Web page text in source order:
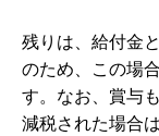
残りは、給付金
のため、この場
す。なお、賞与
減税された場合